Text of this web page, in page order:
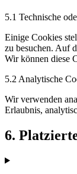
5.1 Technische
Einige Cookies
zu besuchen. Auf
Wir können diese
5.2 Analytische
Wir verwenden
Erlaubnis,
6.